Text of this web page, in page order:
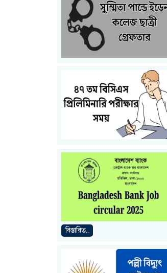
বিস্তারিত..